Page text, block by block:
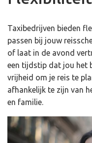
Taxibedrijven bieden
passen bij jouw
of laat in de avond
een tijdstip dat jou het
vrijheid om je reis te
afhankelijk te zijn van
en familie.